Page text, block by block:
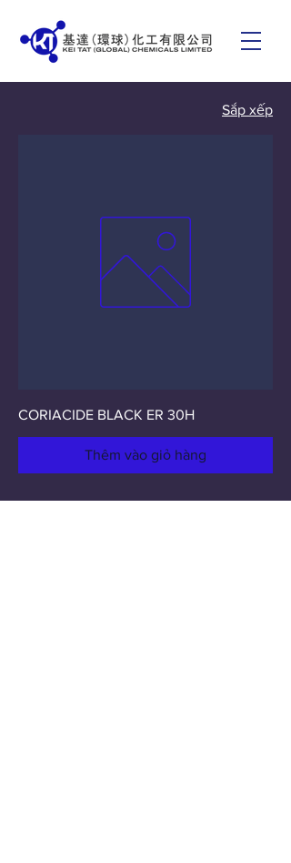
Sắp xếp
CORIACIDE BLACK ER 30H
Thêm vào giỏ hàng